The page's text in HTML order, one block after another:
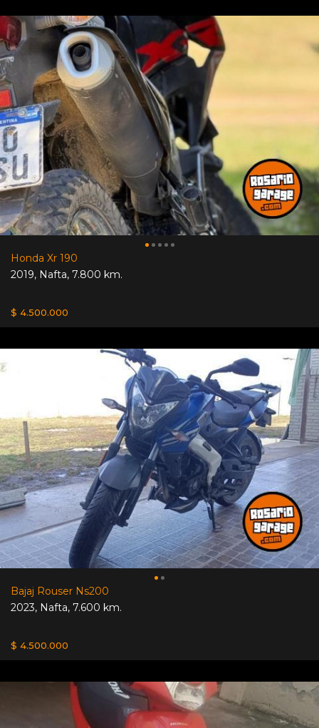
Honda Xr 190
2019, Nafta, 7.800 km.
$ 4.500.000
Bajaj Rouser Ns200
2023, Nafta, 7.600 km.
$ 4.500.000